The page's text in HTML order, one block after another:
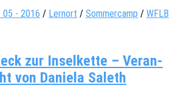
05 - 2016 / Lernort / Sommercamp / WFLB
zur Insel­kette – Ver­an­
von Daniela Saleth